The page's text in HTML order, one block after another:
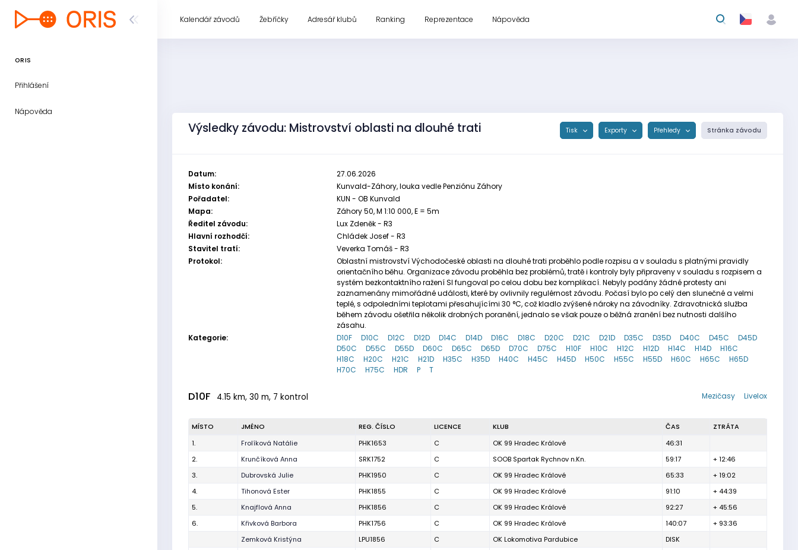
ORIS
Přihlášení
Nápověda
Kalendář závodů Žebříčky Adresář klubů Ranking Reprezentace Nápověda
Výsledky závodu: Mistrovství oblasti na dlouhé trati Tisk Exporty Přehledy Stránka závodu
Datum:
27.06.2026
Místo konání:
Kunvald-Záhory, louka vedle Penziónu Záhory
Pořadatel:
KUN - OB Kunvald
Mapa:
Záhory 50, M 1:10 000, E = 5m
Ředitel závodu:
Lux Zdeněk - R3
Hlavní rozhodčí:
Chládek Josef - R3
Stavitel tratí:
Veverka Tomáš - R3
Protokol:
Oblastní mistrovství Východočeské oblasti na dlouhé trati proběhlo podle rozpisu a v souladu s platnými pravidly
orientačního běhu. Organizace závodu proběhla bez problémů, tratě i kontroly byly připraveny v souladu s rozpisem a
systém bezkontaktního ražení SI fungoval po celou dobu bez komplikací. Nebyly podány žádné protesty ani
zaznamenány mimořádné události, které by ovlivnily regulérnost závodu. Počasí bylo po celý den slunečné a velmi
teplé, s odpoledními teplotami přesahujícími 30 °C, což kladlo zvýšené nároky na závodníky. Zdravotnická služba
během závodu ošetřila několik drobných poranění, jednalo se však pouze o běžná zranění bez nutnosti dalšího
zásahu.
Kategorie:
D10F D10C D12C D12D D14C D14D D16C D18C D20C D21C D21D D35C D35D D40C D45C
D45D
D50C
D55C D55D D60C D65C D65D D70C D75C H10F H10C H12C H12D H14C H14D
H16C
H18C
H20C H21C H21D H35C H35D H40C H45C H45D H50C H55C H55D H60C H65C
H65D
H70C
H75C HDR P T
D10F 4.15 km, 30 m, 7 kontrol Livelox
Mezičasy
MÍSTO JMÉNO REG. ČÍSLO LICENCE KLUB ČAS
ZTRÁTA
1.
Frolíková Natálie PHK1653 C OK 99 Hradec Králové
46:31
2.
Krunčíková Anna SRK1752 C SOOB Spartak Rychnov n.Kn. 59:17
+ 12:46
3.
Dubrovská Julie PHK1950 C OK 99 Hradec Králové 65:33
+ 19:02
4.
Tihonová Ester PHK1855 C OK 99 Hradec Králové 91:10
+ 44:39
5.
Knajflová Anna PHK1856 C OK 99 Hradec Králové 92:27
+ 45:56
6.
Křivková Barbora PHK1756 C OK 99 Hradec Králové 140:07
+ 93:36
Zemková Kristýna
LPU1856 C OK Lokomotiva Pardubice
DISK